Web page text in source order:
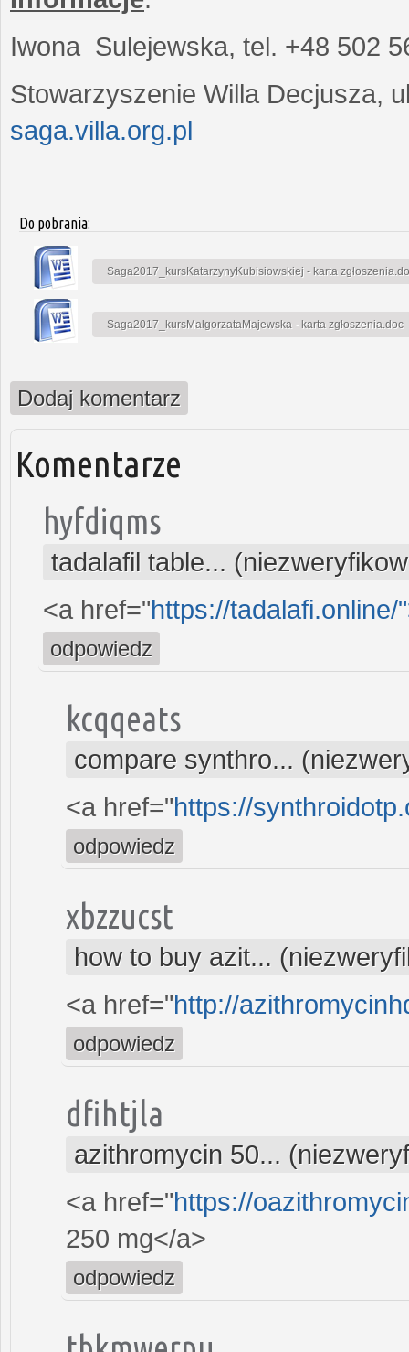
Iwona Sulejewska, tel. +48 502
Stowarzyszenie Willa Decjusza,
saga.villa.org.pl
Do pobrania:
Saga2017_kursKatarzynyKubisiowskiej - karta
Saga2017_kursMałgorzataMajewska - karta zgłoszenia.doc
Dodaj komentarz
Komentarze
hyfdiqms
tadalafil table...
<a href="https://tadalafi.online/
odpowiedz
kcqqeats
compare synthro...
<a href="https://
odpowiedz
xbzzucst
how to buy azit...
<a href="http://
odpowiedz
dfihtjla
azithromycin 50...
<a href="https://
250 mg</a>
odpowiedz